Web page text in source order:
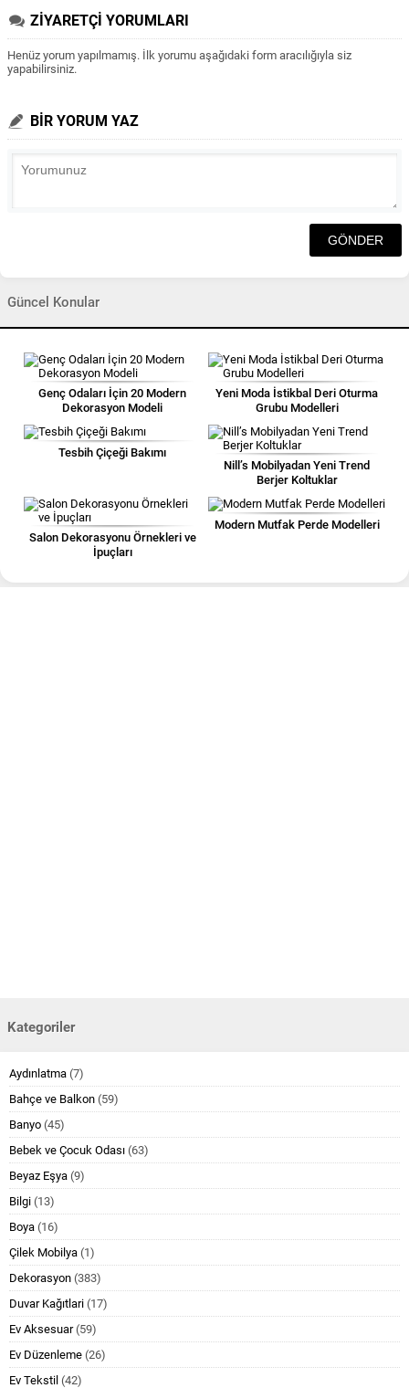
ZİYARETÇİ YORUMLARI
Henüz yorum yapılmamış. İlk yorumu aşağıdaki form aracılığıyla siz
yapabilirsiniz.
BİR YORUM YAZ
Güncel Konular
Genç Odaları İçin 20 Modern
Dekorasyon Modeli
Yeni Moda İstikbal Deri Oturma
Grubu Modelleri
Tesbih Çiçeği Bakımı
Nill’s Mobilyadan Yeni Trend
Berjer Koltuklar
Salon Dekorasyonu Örnekleri ve
İpuçları
Modern Mutfak Perde Modelleri
Kategoriler
Aydınlatma (7)
Bahçe ve Balkon (59)
Banyo (45)
Bebek ve Çocuk Odası (63)
Beyaz Eşya (9)
Bilgi (13)
Boya (16)
Çilek Mobilya (1)
Dekorasyon (383)
Duvar Kağıtlari (17)
Ev Aksesuar(59)
Ev Düzenleme (26)
Ev Tekstil (42)